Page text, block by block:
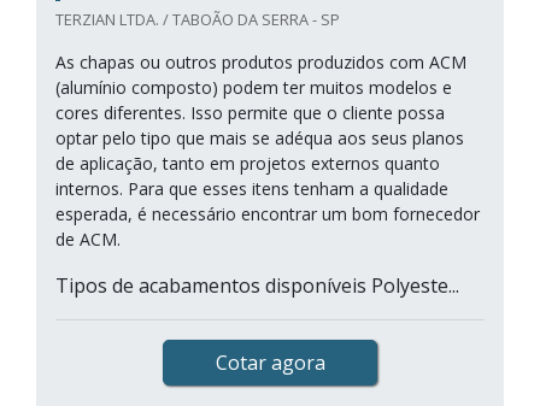
TERZIAN LTDA. / TABOÃO DA SERRA - SP
As chapas ou outros produtos produzidos com ACM
(alumínio composto) podem ter muitos modelos e
cores diferentes. Isso permite que o cliente possa
optar pelo tipo que mais se adéqua aos seus planos
de aplicação, tanto em projetos externos quanto
internos. Para que esses itens tenham a qualidade
esperada, é necessário encontrar um bom fornecedor
de ACM.
Tipos de acabamentos disponíveis Polyeste...
Cotar agora